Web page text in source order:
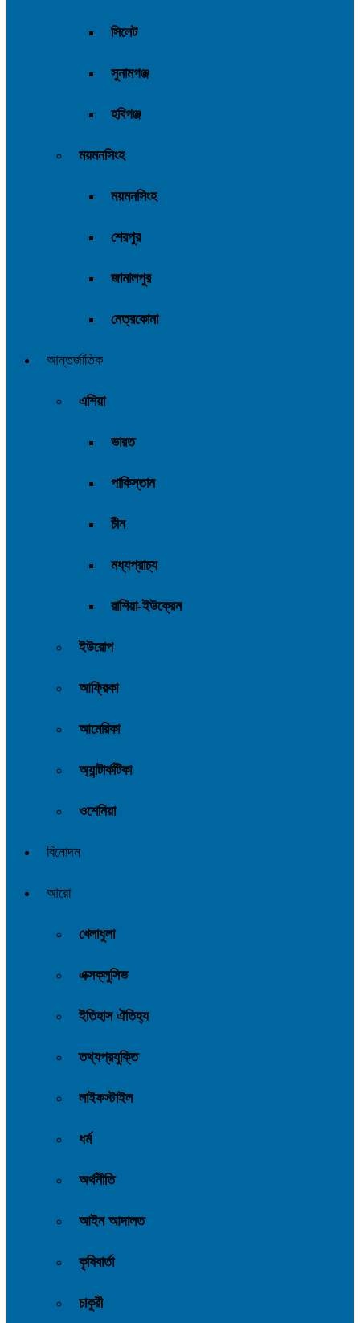
সিলেট
সুনামগঞ্জ
হবিগঞ্জ
ময়মনসিংহ
ময়মনসিংহ
শেরপুর
জামালপুর
নেত্রকোনা
আন্তর্জাতিক
এশিয়া
ভারত
পাকিস্তান
চীন
মধ্যপ্রাচ্য
রাশিয়া-ইউক্রেন
ইউরোপ
আফ্রিকা
আমেরিকা
অ্যান্টার্কটিকা
ওশেনিয়া
বিনোদন
আরো
খেলাধুলা
এক্সক্লুসিভ
ইতিহাস ঐতিহ্য
তথ্যপ্রযুক্তি
লাইফস্টাইল
ধর্ম
অর্থনীতি
আইন আদালত
কৃষিবার্তা
চাকুরী